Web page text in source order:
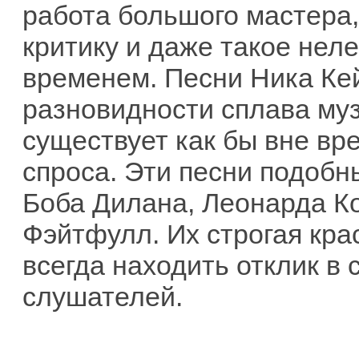
работа большого
критику и даже такое
временем. Песни Ника
разновидности сплава
существует как бы вне
спроса. Эти песни
Боба Дилана, Леонарда
Фэйтфулл. Их строгая
всегда находить отклик
слушателей.